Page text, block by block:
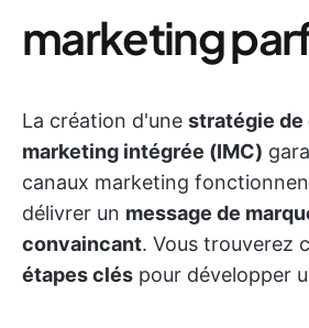
marketing
La création d'une stratégie
marketing intégrée (IMC)
canaux marketing
délivrer un message de
convaincant. Vous trouverez
étapes clés pour développer